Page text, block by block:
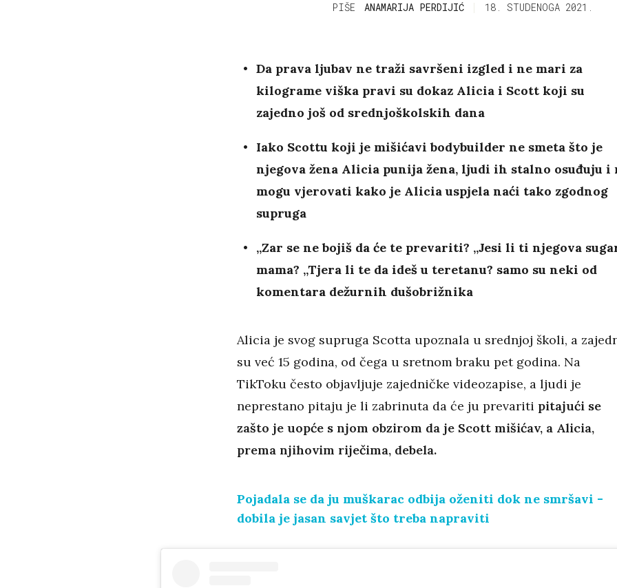
PIŠE ANAMARIJA PERDIJIĆ 18. STUDENOGA 2021.
Da prava ljubav ne traži savršeni izgled i ne mari za
kilograme viška pravi su dokaz Alicia i Scott koji su
zajedno još od srednjoškolskih dana
Iako Scottu koji je mišićavi bodybuilder ne smeta što je
njegova žena Alicia punija žena, ljudi ih stalno osuđuju i
mogu vjerovati kako je Alicia uspjela naći tako zgodnog
supruga
„Zar se ne bojiš da će te prevariti? „Jesi li ti njegova
mama? „Tjera li te da ideš u teretanu? samo su neki od
komentara dežurnih dušobrižnika
Alicia je svog supruga Scotta upoznala u srednjoj školi, a
su već 15 godina, od čega u sretnom braku pet godina. Na
TikToku često objavljuje zajedničke videozapise, a ljudi je
neprestano pitaju je li zabrinuta da će ju prevariti pitajući se
zašto je uopće s njom obzirom da je Scott mišićav, a Alicia,
prema njihovim riječima, debela.
Pojadala se da ju muškarac odbija oženiti dok ne smršavi -
dobila je jasan savjet što treba napraviti